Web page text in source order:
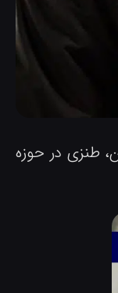
طنزی در حوزه